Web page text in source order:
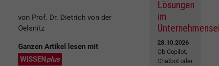
von Prof. Dr. Dietrich von der
Oelsnitz
Ganzen Artikel lesen mit
WISSENplus
Lösungen
im
28.10.2026
Ob Copilot,
Chatbot oder